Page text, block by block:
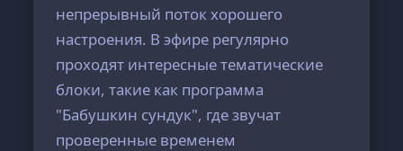
непрерывный поток хорошего
настроения. В эфире регулярно
проходят интересные тематические
блоки, такие как программа
"Бабушкин сундук", где звучат
проверенные временем